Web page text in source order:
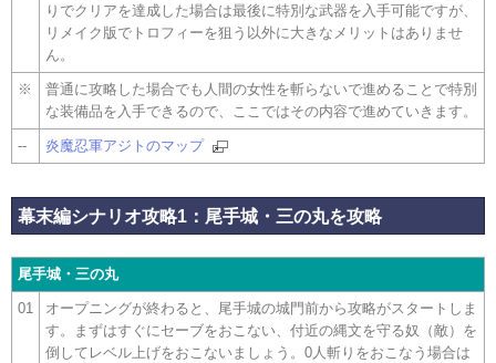
りでクリアを達成した場合は最後に特別な武器を入手可能ですが、
リメイク版でトロフィーを狙う以外に大きなメリットはありませ
ん。
※
普通に攻略した場合でも人間の女性を斬らないで進めることで特別
な装備品を入手できるので、ここではその内容で進めていきます。
-- 炎魔忍軍アジトのマップ
幕末編シナリオ攻略1：尾手城・三の丸を攻略
尾手城・三の丸
01
オープニングが終わると、尾手城の城門前から攻略がスタートしま
す。まずはすぐにセーブをおこない、付近の縄文を守る奴（敵）を
倒してレベル上げをおこないましょう。0人斬りをおこなう場合は